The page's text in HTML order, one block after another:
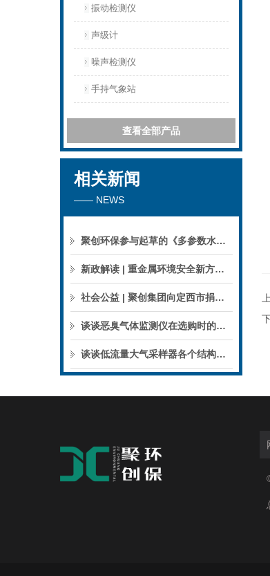
振动检测仪
声级计
噪声检测仪
手持气象站
查看全部产品
相关新闻
—— NEWS
聚创环保参与起草的《多参数水质分析仪》团标正式公布，促进国产仪器创新升级
新政解读 | 重金属环境安全新方案来了，聚焦5省21市！
社会公益 | 聚创集团向定西市捐赠检验检测仪器设备
谈谈恶臭气体监测仪在选购时的建议和指南
谈谈低流量大气采样器各个结构的特点